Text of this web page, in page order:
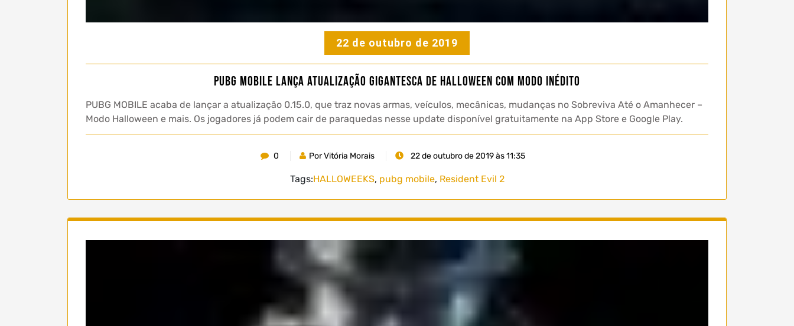
22 de outubro de 2019
PUBG MOBILE lança atualização gigantesca de Halloween com modo inédito
PUBG MOBILE acaba de lançar a atualização 0.15.0, que traz novas armas, veículos, mecânicas, mudanças no Sobreviva Até o Amanhecer –
Modo Halloween e mais. Os jogadores já podem cair de paraquedas nesse update disponível gratuitamente na App Store e Google Play.
0 Por Vitória Morais 22 de outubro de 2019 às 11:35
Tags:HALLOWEEKS, pubg mobile, Resident Evil 2